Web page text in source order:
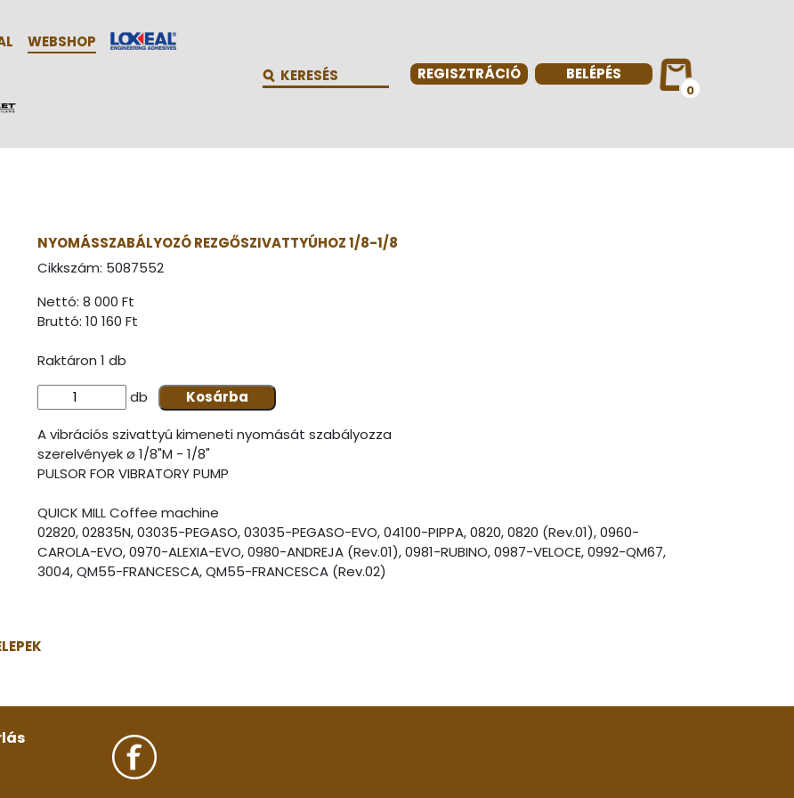
WEBSHOP
REGISZTRÁCIÓ
BELÉPÉS
0
NYOMÁSSZABÁLYOZÓ REZGŐSZIVATTYÚHOZ 1/8-1/8
Cikkszám: 5087552
Nettó: 8 000 Ft
Bruttó: 10 160 Ft
Raktáron 1 db
db
Kosárba
A vibrációs szivattyú kimeneti nyomását szabályozza
szerelvények ø 1/8"M - 1/8"
PULSOR FOR VIBRATORY PUMP
QUICK MILL Coffee machine
02820, 02835N, 03035-PEGASO, 03035-PEGASO-EVO, 04100-PIPPA, 0820, 0820 (Rev.01), 0960-
CAROLA-EVO, 0970-ALEXIA-EVO, 0980-ANDREJA (Rev.01), 0981-RUBINO, 0987-VELOCE, 0992-QM67,
3004, QM55-FRANCESCA, QM55-FRANCESCA (Rev.02)